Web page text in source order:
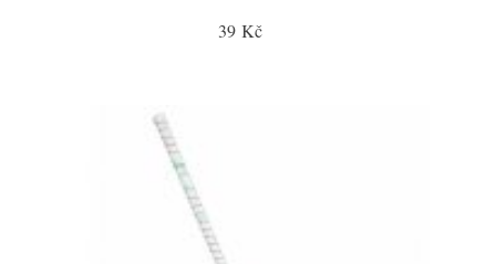
39 Kč